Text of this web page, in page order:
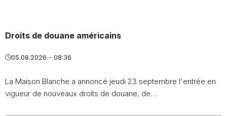
Droits de douane américains
05.08.2026 - 08:36
La Maison Blanche a annoncé jeudi 23 septembre l'entrée en
vigueur de nouveaux droits de douane, de…